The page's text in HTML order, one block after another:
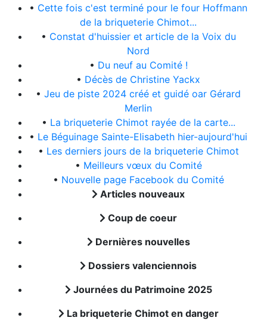
• Cette fois c'est terminé pour le four Hoffmann
de la briqueterie Chimot...
• Constat d'huissier et article de la Voix du
Nord
• Du neuf au Comité !
• Décès de Christine Yackx
• Jeu de piste 2024 créé et guidé oar Gérard
Merlin
• La briqueterie Chimot rayée de la carte...
• Le Béguinage Sainte-Elisabeth hier-aujourd'hui
• Les derniers jours de la briqueterie Chimot
• Meilleurs vœux du Comité
• Nouvelle page Facebook du Comité
Articles nouveaux
Coup de coeur
Dernières nouvelles
Dossiers valenciennois
Journées du Patrimoine 2025
La briqueterie Chimot en danger